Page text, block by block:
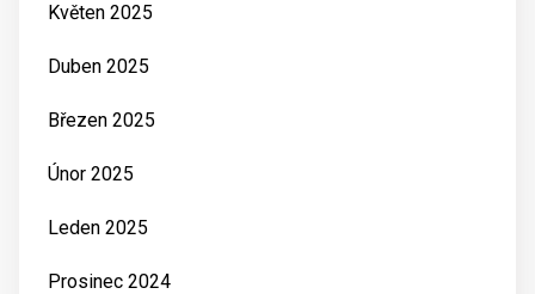
Květen 2025
Duben 2025
Březen 2025
Únor 2025
Leden 2025
Prosinec 2024